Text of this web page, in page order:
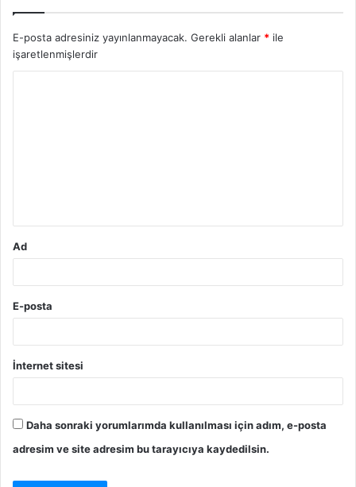
E-posta adresiniz yayınlanmayacak. Gerekli alanlar * ile
işaretlenmişlerdir
Ad
E-posta
İnternet sitesi
Daha sonraki yorumlarımda kullanılması için adım, e-posta
adresim ve site adresim bu tarayıcıya kaydedilsin.